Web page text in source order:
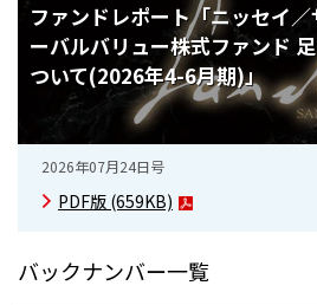
ESGへの取り組み
議決権行使について
国内株式議決権行使の方針と判断
サステナビリティレポート等
ファンドレポート「ニッセイ
ーバルバリュー株式ファンド
ついて(2026年4-6月期)」
2026年07月24日号
PDF版 (659KB)
バックナンバー一覧